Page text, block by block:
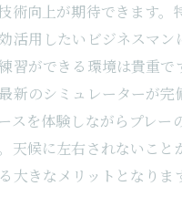
術向上が期待できます。
活用したいビジネスマン
習ができる環境は貴重で
新のシミュレーターが完
スを体験しながらプレー
天候に左右されないこと
大きなメリットとなりま